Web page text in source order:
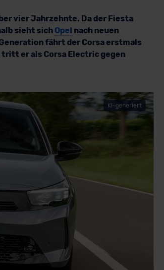
vier Jahrzehnte. Da der Fiesta
sieht sich Opel nach neuen
fährt der Corsa erstmals
er als Corsa Electric gegen
KI-generiert